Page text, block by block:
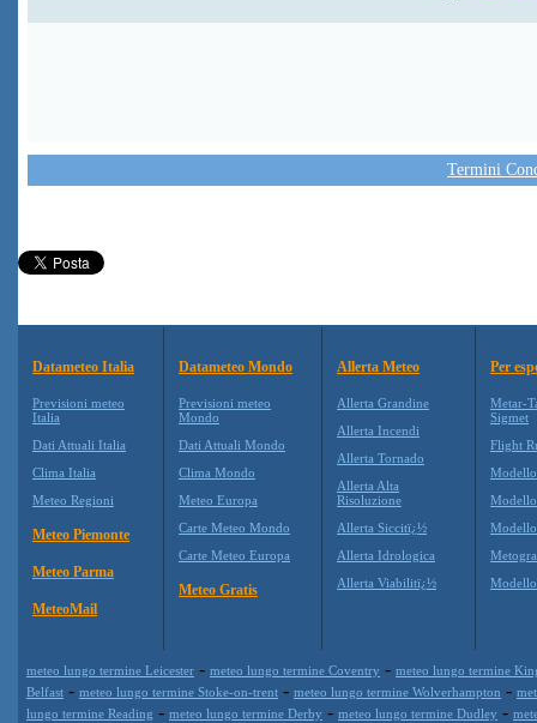
Termini
Datameteo Italia
Previsioni meteo
Italia
Dati Attuali Italia
Clima Italia
Meteo Regioni
Meteo Piemonte
Meteo Parma
MeteoMail
Datameteo Mondo
Previsioni meteo
Mondo
Dati Attuali Mondo
Clima Mondo
Meteo Europa
Carte Meteo Mondo
Carte Meteo Europa
Meteo Gratis
Allerta Meteo
Allerta Grandine
Allerta Incendi
Allerta Tornado
Allerta Alta
Risoluzione
Allerta Siccitï¿½
Allerta Idrologica
Allerta Viabilitï¿½
Per
Metar-
Sigmet
Flight
Modello
meteo lungo termine Leicester - meteo lungo termine Coventry - meteo lungo termine
Belfast - meteo lungo termine Stoke-on-trent - meteo lungo termine Wolverhampton -
lungo termine Reading - meteo lungo termine Derby - meteo lungo termine Dudley -